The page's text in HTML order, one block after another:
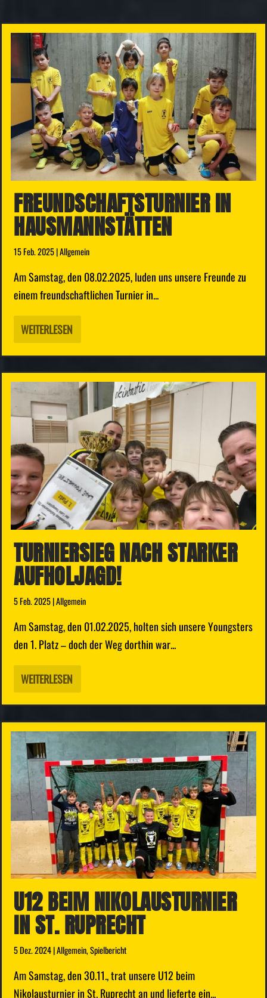
FREUNDSCHAFTS­TURNIER IN
HAUSMANNSTÄTTEN
15 Feb. 2025|Allgemein
Am Samstag, den 08.02.2025, luden uns unsere Freunde zu
einem freundschaftlichen Turnier in...
WEITERLESEN
TURNIERSIEG NACH STARKER
AUFHOLJAGD!
5 Feb. 2025|Allgemein
Am Samstag, den 01.02.2025, holten sich unsere Youngsters
den 1. Platz – doch der Weg dorthin war...
WEITERLESEN
U12 BEIM NIKOLAUSTURNIER
IN ST. RUPRECHT
5 Dez. 2024|Allgemein,Spielbericht
Am Samstag, den 30.11., trat unsere U12 beim
Nikolausturnier in St. Ruprecht an und lieferte ein...